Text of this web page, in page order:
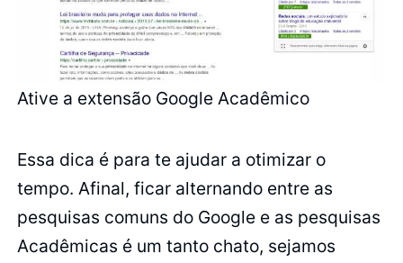
Ative a extensão Google Acadêmico
Essa dica é para te ajudar a otimizar o
tempo. Afinal, ficar alternando entre as
pesquisas comuns do Google e as pesquisas
Acadêmicas é um tanto chato, sejamos